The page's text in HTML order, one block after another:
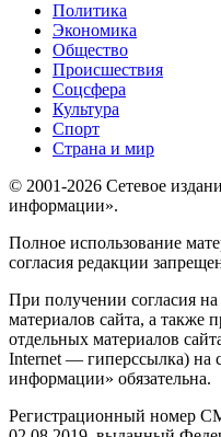
Политика
Экономика
Общество
Происшествия
Соцсфера
Культура
Спорт
Страна и мир
© 2001-2026 Сетевое
информации».
Полное использование
согласия редакции
При получении согласия
материалов сайта, а также
отдельных материалов
Internet — гиперссылка) на
информации» обязательна.
Регистрационный номер